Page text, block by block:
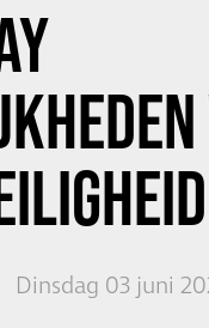
Dinsdag 03 juni